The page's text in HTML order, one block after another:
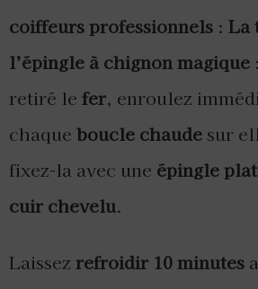
coiffeurs professionnels : La
l’épingle à chignon magique
retiré le fer, enroulez
chaque boucle chaudesur
fixez-la avec une épingle
cuir chevelu.
Laissez refroidir 10 minutes